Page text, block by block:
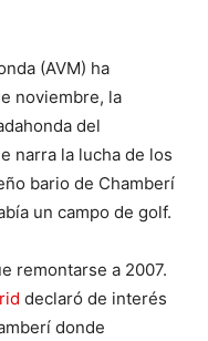
(AVM) ha
noviembre, la
del
narra la lucha de los
bario de Chamberí
un campo de golf.
remontarse a 2007.
declaró de interés
donde